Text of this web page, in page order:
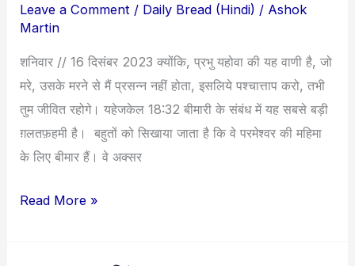
Leave a Comment / Daily Bread (Hindi) / Ashok
Martin
शनिवार // 16 दिसंबर 2023 क्योंकि, प्रभु यहोवा की यह वाणी है, जो
मरे, उसके मरने से मैं प्रसन्न नहीं होता, इसलिये पश्चात्ताप करो, तभी
तुम जीवित रहोगे। यहेजकेल 18:32 बीमारी के संबंध में यह सबसे बड़ी
ग़लतफ़हमी है। बहुतों को सिखाया जाता है कि वे परमेश्वर की महिमा
के लिए बीमार हैं। वे अक्सर
की
महिमा
के
लिए
बीमार
हैं?
Read More »